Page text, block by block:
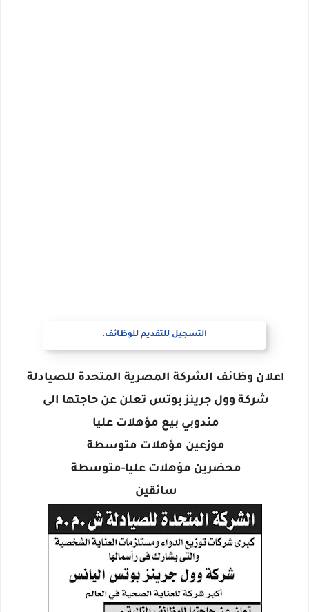
التسجيل للتقديم للوظائف.
اعلان وظائف الشركة المصرية المتحدة للصيادلة
شركة وول جرينز بوتس تعلن عن حاجتها الى
مندوبي بيع مؤهلات عليا
موزعين مؤهلات متوسطة
محضرين مؤهلات عليا-متوسطة
سائقين